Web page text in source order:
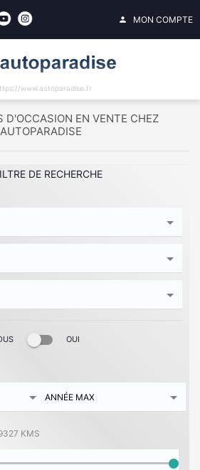
person MON COMPTE
www.autoparadise.fr
D'OCCASION EN VENTE CHEZ
AUTOPARADISE
DE RECHERCHE
OUI
KMS